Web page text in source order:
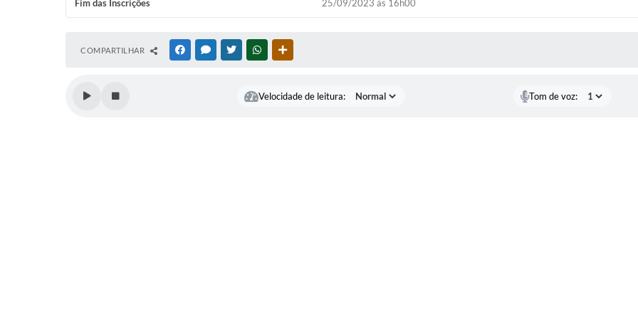
Fim das Inscrições 25/09/2023 às 16h00
COMPARTILHAR FACEBOOKMESSENGER
TWITTERWHATSAPP
Velocidade de leitura: Tom de voz: